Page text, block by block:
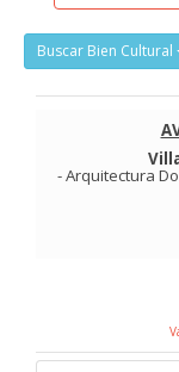
Buscar Bien Cultural
-Arquitectura